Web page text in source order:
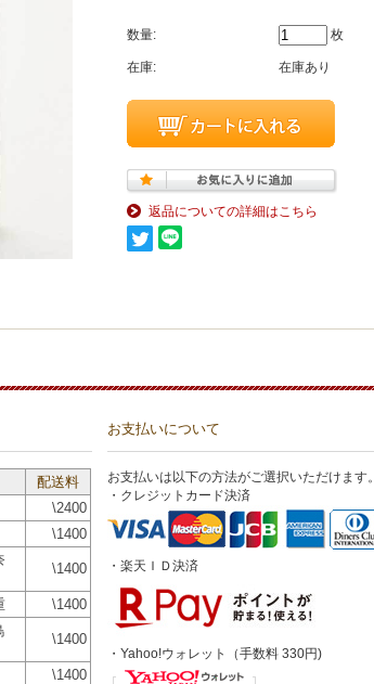
数量: 枚
在庫: 在庫あり
返品についての詳細はこちら
配送料
\2400
\1400
\1400
\1400
\1400
\1400
お支払いについて
お支払いは以下の方法がご選択いただけます。
・クレジットカード決済
・楽天ＩＤ決済
・Yahoo!ウォレット（手数料 330円)